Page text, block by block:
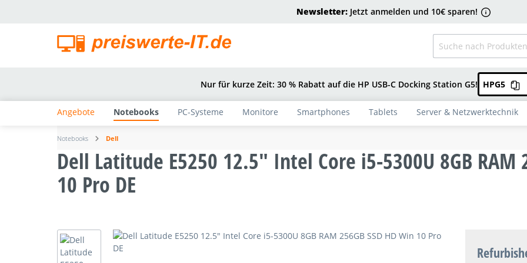
Newsletter:Jetzt anmelden und 10€ sparen!
Nur für kurze Zeit: 30 % Rabatt auf die HP USB-C Docking Station G5! HPG5
Angebote Notebooks PC-Systeme Monitore Smartphones Tablets Server & Netzwerktechnik
Notebooks Dell
Dell Latitude E5250 12.5" Intel Core i5-5300U 8GB RAM
10 Pro DE
Bildergalerie überspringen